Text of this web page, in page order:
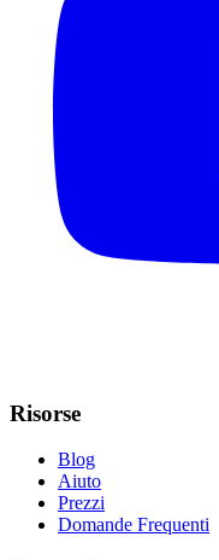
Risorse
Blog
Aiuto
Prezzi
Domande Frequenti